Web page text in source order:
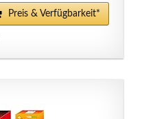
Preis & Verfügbarkeit*